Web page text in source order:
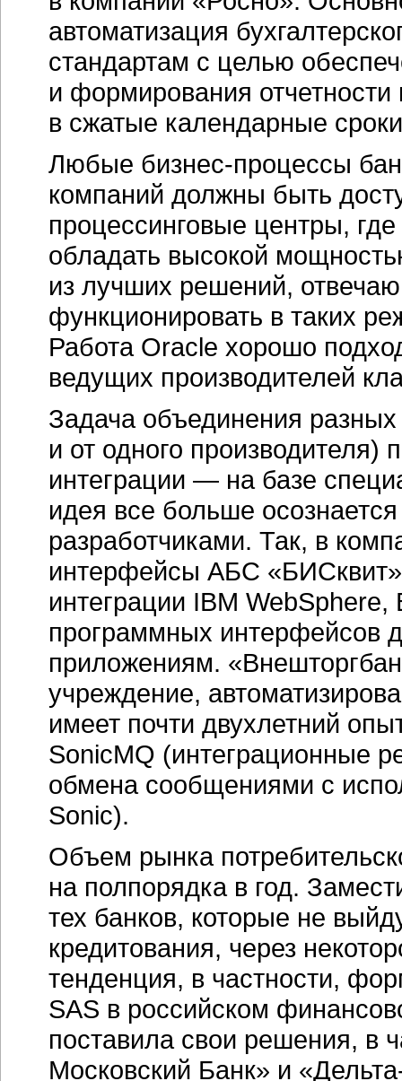
автоматизация
стандартам с целью
и формирования
в сжатые календарные
Любые бизнес-процессы
компаний должны быть
процессинговые центры,
обладать высокой
из лучших решений,
функционировать в таких
Работа Oracle хорошо
ведущих производителей
Задача объединения
и от одного производителя)
интеграции — на базе
идея все больше
разработчиками. Так, в
интерфейсы АБС
интеграции IBM
программных интерфейсов
приложениям.
учреждение,
имеет почти двухлетний
SonicMQ (интеграционные
обмена сообщениями с
Sonic).
Объем рынка
на полпорядка в год.
тех банков, которые не
кредитования, через
тенденция, в частности,
SAS в российском
поставила свои решения, в
Московский Банк» и